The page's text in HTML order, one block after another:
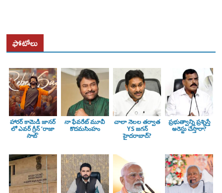
ఫోటోలు
హారర్ కామెడీ జానర్
లో ఎవర్ గ్రీన్ ‘రాజా
సాబ్’
నా ఫేవరేట్ మూవీ
కొదమసింహం
చాలా నెలల తర్వాత
YS జగన్
హైదరాబాద్?
ప్రభుత్వాన్ని ప్రశ్నిస్తే
అరెస్టు చేస్తారా?